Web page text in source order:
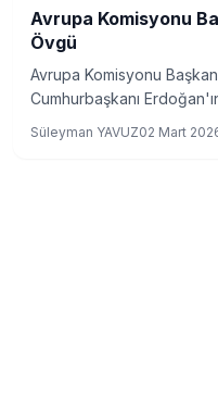
Avrupa Komisyonu
Övgü
Avrupa Komisyonu
Cumhurbaşkanı
görüşmesi gerçekleşti.
Süleyman YAVUZ02 Mart